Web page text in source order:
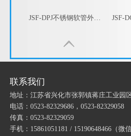
JSF-DPJ不锈钢软管外螺纹接头 不锈钢外牙接头 不锈钢金属软管箱接头 包塑软管不锈钢盒接头
联系我们
地址：江苏省兴化市张郭镇蒋庄工业园
电话：0523-82329686，0523-82329058
传真：0523-82329059
手机：15861051181 / 15190648466 （微